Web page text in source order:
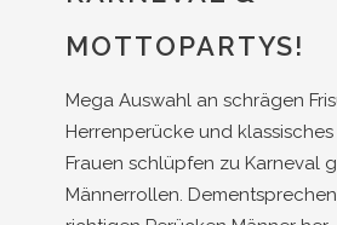
MOTTOPARTYS!
Mega Auswahl an schrägen
Herrenperücke und
Frauen schlüpfen zu Karneval
Männerrollen.